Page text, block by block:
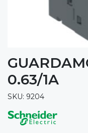
0.63/1A
SKU: 9204